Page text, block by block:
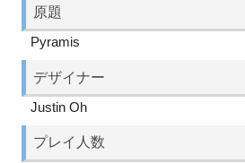
原題
Pyramis
デザイナー
Justin Oh
プレイ人数